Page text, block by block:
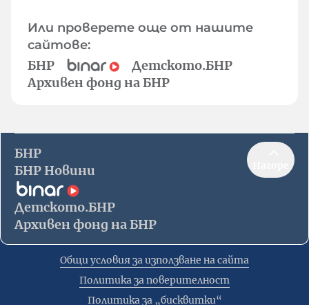
Или проверете още от нашите
сайтове:
БНР
Детското.БНР
Архивен фонд на БНР
БНР
БНР Новини
Детското.БНР
Архивен фонд на БНР
Общи условия за използване на сайта
Политика за поверителност
Политика за „бисквитки“